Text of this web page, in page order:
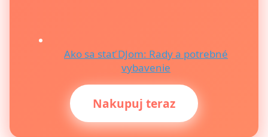
Ako sa stať DJom: Rady a potrebné
vybavenie
Nakupuj teraz